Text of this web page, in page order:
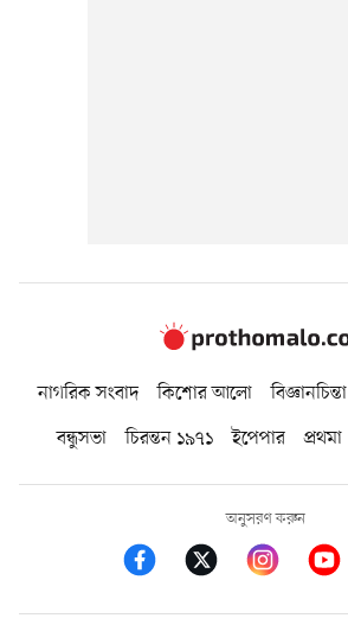
নাগরিক সংবাদ কিশোর আলো বিজ্ঞানচিন্তা
বন্ধুসভা
চিরন্তন ১৯৭১ ইপেপার প্রথমা
অনুসরণ করুন